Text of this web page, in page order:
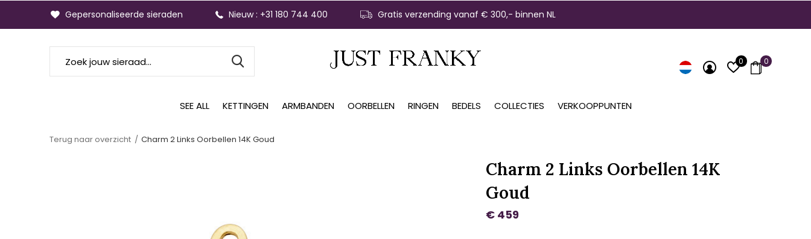
SEE ALL KETTINGEN ARMBANDEN OORBELLEN RINGEN BEDELS COLLECTIES VERKOOPPUNTEN
0 0
Gepersonaliseerde sieraden Nieuw : +31 180 744 400 Gratis verzending vanaf € 300,- binnen NL
Terug naar overzicht Charm 2 Links Oorbellen 14K Goud
Charm 2 Links Oorbellen 14K
Goud
€ 459